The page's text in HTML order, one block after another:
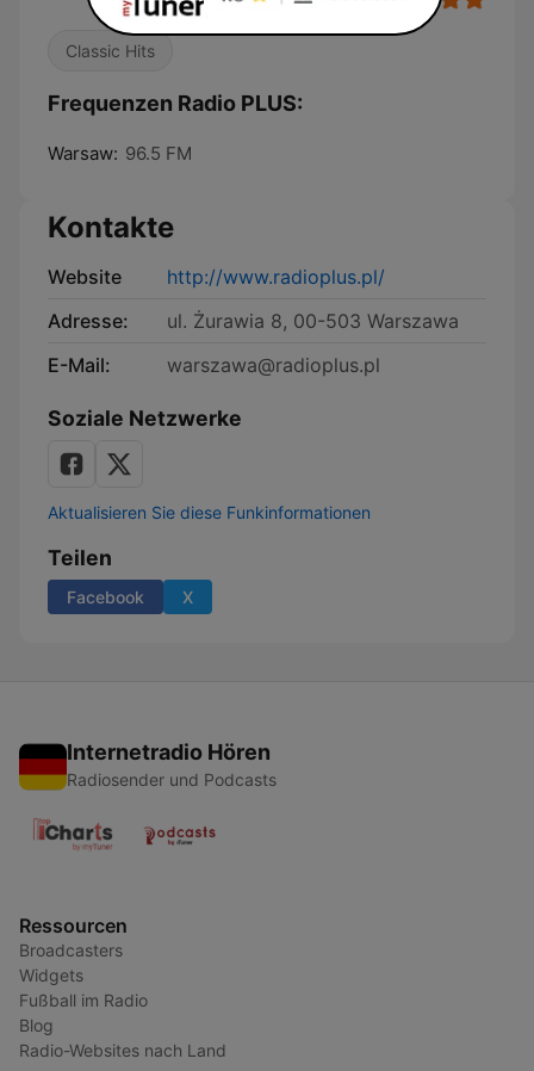
Classic Hits
Frequenzen Radio PLUS:
Warsaw: 96.5 FM
Kontakte
Website
http://www.radioplus.pl/
Adresse:
ul. Żurawia 8, 00-503 Warszawa
E-Mail:
warszawa@radioplus.pl
Soziale Netzwerke
Aktualisieren Sie diese Funkinformationen
Teilen
Facebook X
Internetradio Hören
Radiosender und Podcasts
Ressourcen
Broadcasters
Widgets
Fußball im Radio
Blog
Radio-Websites nach Land